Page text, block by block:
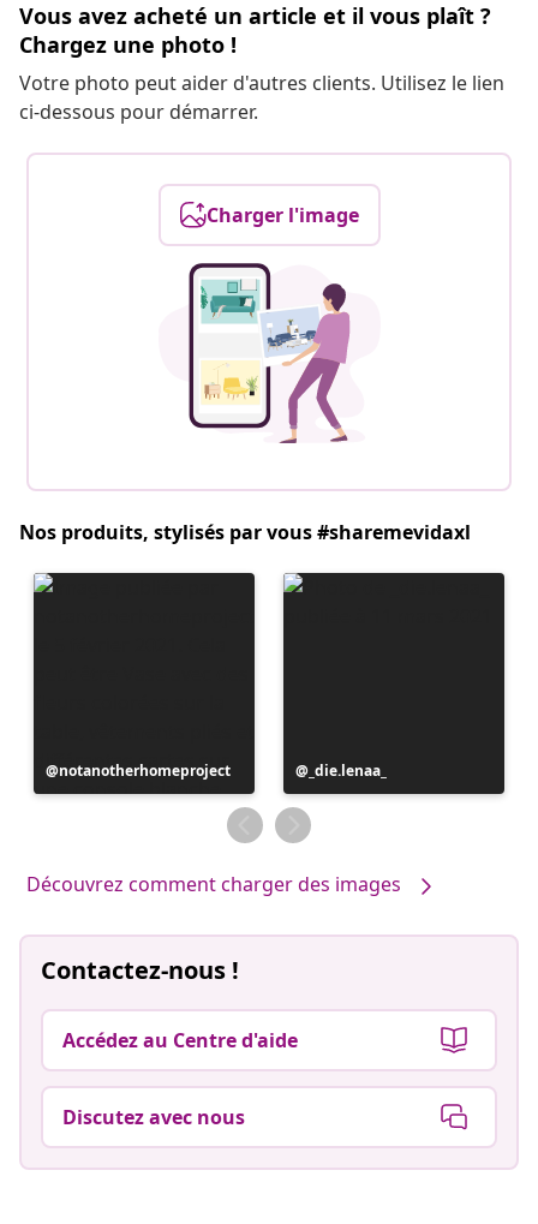
Vous avez acheté un article et il vous plaît ?
Chargez une photo !
Votre photo peut aider d'autres clients. Utilisez le lien
ci-dessous pour démarrer.
Charger l'image
Nos produits, stylisés par vous #sharemevidaxl
Publication
publiée
notanotherhomeproject
Publication
publiée
par
_die.lenaa_
Découvrez comment charger des images
Contactez-nous !
Accédez au Centre d'aide
Discutez avec nous